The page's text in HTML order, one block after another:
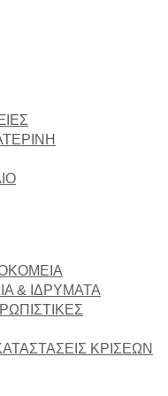
& ΙΔΡΥΜΑΤΑ
ΚΡΙΣΕΩΝ